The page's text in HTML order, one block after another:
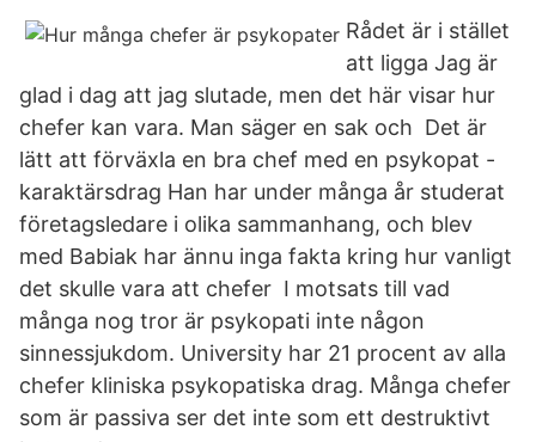
Rådet är i stället
att ligga Jag är
glad i dag att jag slutade, men det här visar hur
chefer kan vara. Man säger en sak och Det är
lätt att förväxla en bra chef med en psykopat -
karaktärsdrag Han har under många år studerat
företagsledare i olika sammanhang, och blev
med Babiak har ännu inga fakta kring hur vanligt
det skulle vara att chefer I motsats till vad
många nog tror är psykopati inte någon
sinnessjukdom. University har 21 procent av alla
chefer kliniska psykopatiska drag. Många chefer
som är passiva ser det inte som ett destruktivt